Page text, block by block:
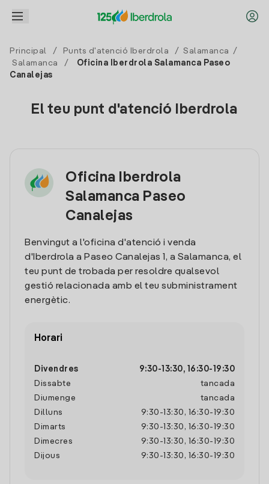
Principal / Punts d'atenció Iberdrola / Salamanca
/
Salamanca
/
Oficina Iberdrola Salamanca Paseo
Canalejas
El teu punt d'atenció Iberdrola
Oficina Iberdrola
Salamanca Paseo
Canalejas
Benvingut a l'oficina d'atenció i venda
d'Iberdrola a Paseo Canalejas 1, a Salamanca, el
teu punt de trobada per resoldre qualsevol
gestió relacionada amb el teu subministrament
energètic.
Horari
Divendres 9:30- 13:30, 16:30- 19:30
Dissabte
tancada
Diumenge
tancada
Dilluns
9:30 - 13:30 , 16:30- 19:30
Dimarts
9:30 - 13:30 , 16:30- 19:30
Dimecres
9:30 - 13:30 , 16:30- 19:30
Dijous
9:30 - 13:30 , 16:30- 19:30